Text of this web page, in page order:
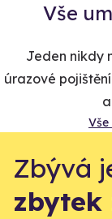
Vše
Jeden nikdy
úrazové
Zbývá
zbytek